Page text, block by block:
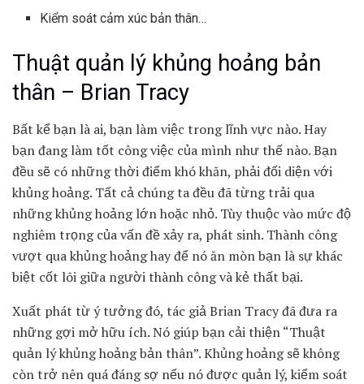
Kiểm soát cảm xúc bản thân…
Thuật quản lý khủng hoảng bản
thân – Brian Tracy
Bất kể bạn là ai, bạn làm việc trong lĩnh vực nào. Hay
bạn đang làm tốt công việc của mình như thế nào. Bạn
đều sẽ có những thời điểm khó khăn, phải đối diện với
khủng hoảng. Tất cả chúng ta đều đã từng trải qua
những khủng hoảng lớn hoặc nhỏ. Tùy thuộc vào mức độ
nghiêm trọng của vấn đề xảy ra, phát sinh. Thành công
vượt qua khủng hoảng hay để nó ăn mòn bạn là sự khác
biệt cốt lõi giữa người thành công và kẻ thất bại.
Xuất phát từ ý tưởng đó, tác giả Brian Tracy đã đưa ra
những gợi mở hữu ích. Nó giúp bạn cải thiện “Thuật
quản lý khủng hoảng bản thân”. Khủng hoảng sẽ không
còn trở nên quá đáng sợ nếu nó được quản lý, kiểm soát